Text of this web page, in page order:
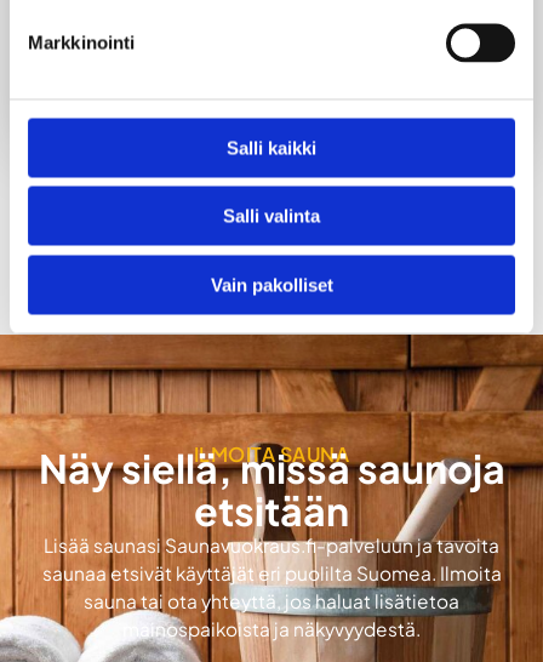
Markkinointi
Salli kaikki
Salli valinta
Vain pakolliset
- Keittiövarustus: jääkaappi, mikro, kahvinkeitin,
ILMOITA SAUNA
Näy siellä, missä saunoja
etsitään
Lisää saunasi Saunavuokraus.fi-palveluun ja tavoita
saunaa etsivät käyttäjät eri puolilta Suomea. Ilmoita
sauna tai ota yhteyttä, jos haluat lisätietoa
mainospaikoista ja näkyvyydestä.